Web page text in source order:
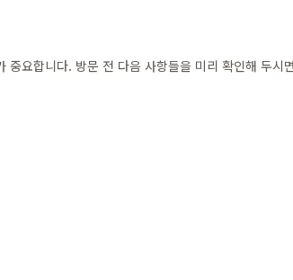
요합니다. 방문 전 다음 사항들을 미리 확인해 두시